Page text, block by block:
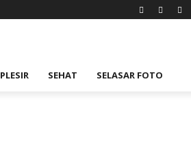
PLESIR SEHAT SELASAR FOTO